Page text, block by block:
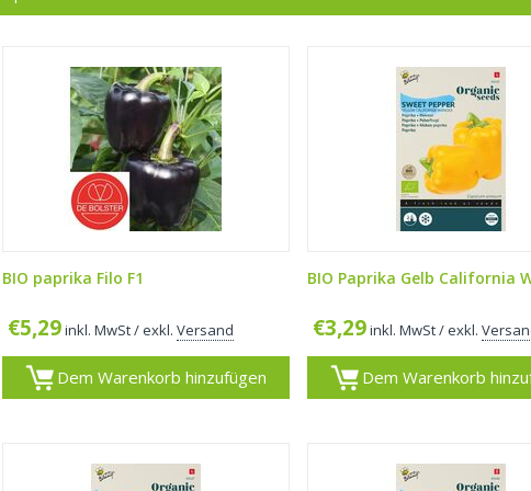
BIO paprika Filo F1
€5,29inkl. MwSt/ exkl.Versand
Dem Warenkorb hinzufügen
BIO Paprika Gelb California
€3,29inkl. MwSt/ exkl.
Dem Warenkorb